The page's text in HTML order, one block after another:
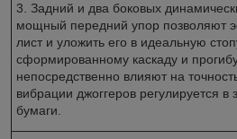
3. Задний и два боковых
мощный передний упор позволяют
лист и уложить его в идеальную
сформированному каскаду и
непосредственно влияют на
вибрации джоггеров регулируется в
бумаги.